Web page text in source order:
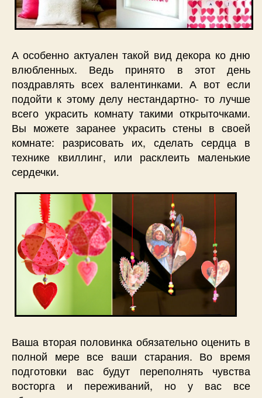
А особенно актуален такой вид декора ко дню
влюбленных. Ведь принято в этот день
поздравлять всех валентинками. А вот если
подойти к этому делу нестандартно- то лучше
всего украсить комнату такими открыточками.
Вы можете заранее украсить стены в своей
комнате: разрисовать их, сделать сердца в
технике квиллинг, или расклеить маленькие
сердечки.
Ваша вторая половинка обязательно оценить в
полной мере все ваши старания. Во время
подготовки вас будут переполнять чувства
восторга и переживаний, но у вас все